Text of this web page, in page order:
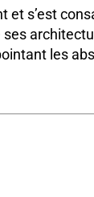
s’est
les